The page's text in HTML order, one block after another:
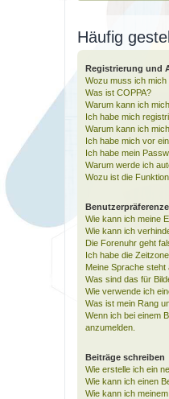
Häufig
Registrierung und
Wozu muss ich mich
Was ist COPPA?
Warum kann ich
Ich habe mich
Warum kann ich
Ich habe mich vor
Ich habe mein
Warum werde ich
Wozu ist die
Wie kann ich meine
Wie kann ich
Die Forenuhr geht
Ich habe die
Meine Sprache steht
Was sind das für
Wie verwende ich
Was ist mein Rang
Wenn ich bei einem
anzumelden.
Beiträge schreiben
Wie erstelle ich ein
Wie kann ich einen
Wie kann ich